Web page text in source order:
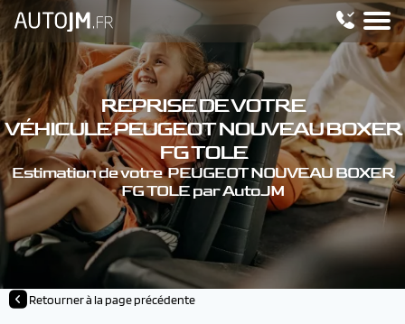
REPRISE DE VOTRE
VÉHICULE PEUGEOT NOUVEAU BOXER
FG TOLE
Estimation de votre PEUGEOT NOUVEAU BOXER
FG TOLE par AutoJM
Retourner à la page précédente